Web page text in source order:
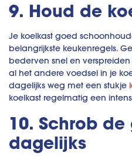
9. Houd de
Je koelkast goed
belangrijkste keukenregels.
bederven snel en
al het andere voedsel in je
dagelijks weg met een stukje
koelkast regelmatig een
10. Schrob
dagelijks